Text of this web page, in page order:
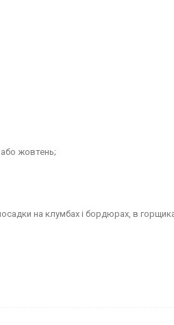
або жовтень;
на клумбах і бордюрах, в